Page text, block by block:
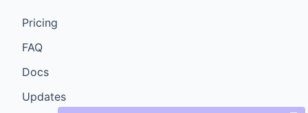
Pricing
FAQ
Docs
Updates